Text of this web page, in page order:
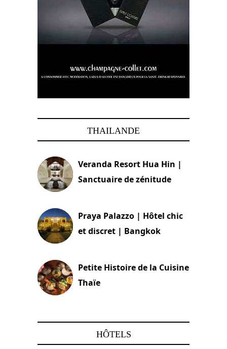
THAILANDE
Veranda Resort Hua Hin |
Sanctuaire de zénitude
Praya Palazzo | Hôtel chic
et discret | Bangkok
Petite Histoire de la Cuisine
Thaïe
HÔTELS